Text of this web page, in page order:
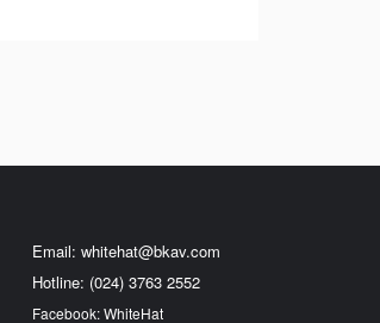
Email: whitehat@bkav.com
Hotline: (024) 3763 2552
Facebook: WhiteHat